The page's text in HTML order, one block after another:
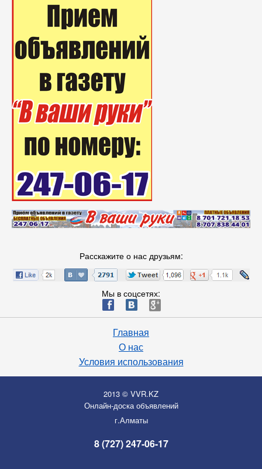
Расскажите о нас друзьям:
Мы в соцсетях:
ä æ è
Главная
О нас
Условия использования
2013 © VVR.KZ
Онлайн-доска объявлений
г.Алматы
8 (727) 247-06-17